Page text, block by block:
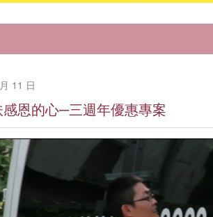
11 日
恩的心─三週年優惠專案